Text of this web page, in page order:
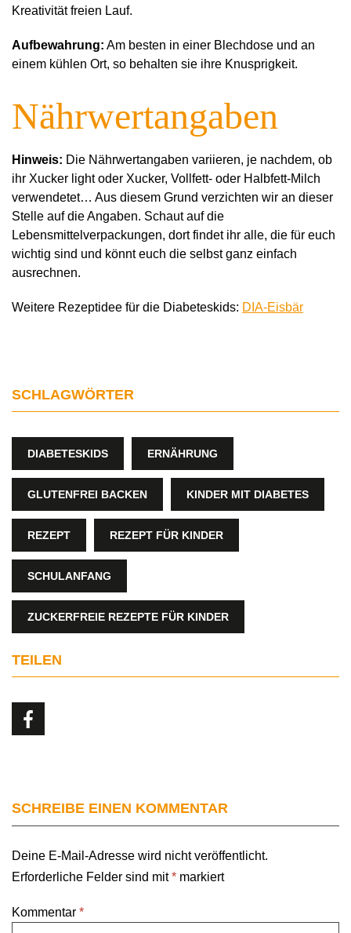
Kreativität freien Lauf.
Aufbewahrung: Am besten in einer Blechdose und an
einem kühlen Ort, so behalten sie ihre Knusprigkeit.
Nährwertangaben
Hinweis: Die Nährwertangaben variieren, je nachdem, ob
ihr Xucker light oder Xucker, Vollfett- oder Halbfett-Milch
verwendetet… Aus diesem Grund verzichten wir an dieser
Stelle auf die Angaben. Schaut auf die
Lebensmittelverpackungen, dort findet ihr alle, die für euch
wichtig sind und könnt euch die selbst ganz einfach
ausrechnen.
Weitere Rezeptidee für die Diabeteskids: DIA-Eisbär
SCHLAGWÖRTER
DIABETESKIDS ERNÄHRUNG
GLUTENFREI BACKEN KINDER MIT DIABETES
REZEPT REZEPT FÜR KINDER
SCHULANFANG
ZUCKERFREIE REZEPTE FÜR KINDER
TEILEN
SCHREIBE EINEN KOMMENTAR
Deine E-Mail-Adresse wird nicht veröffentlicht.
Erforderliche Felder sind mit* markiert
Kommentar *